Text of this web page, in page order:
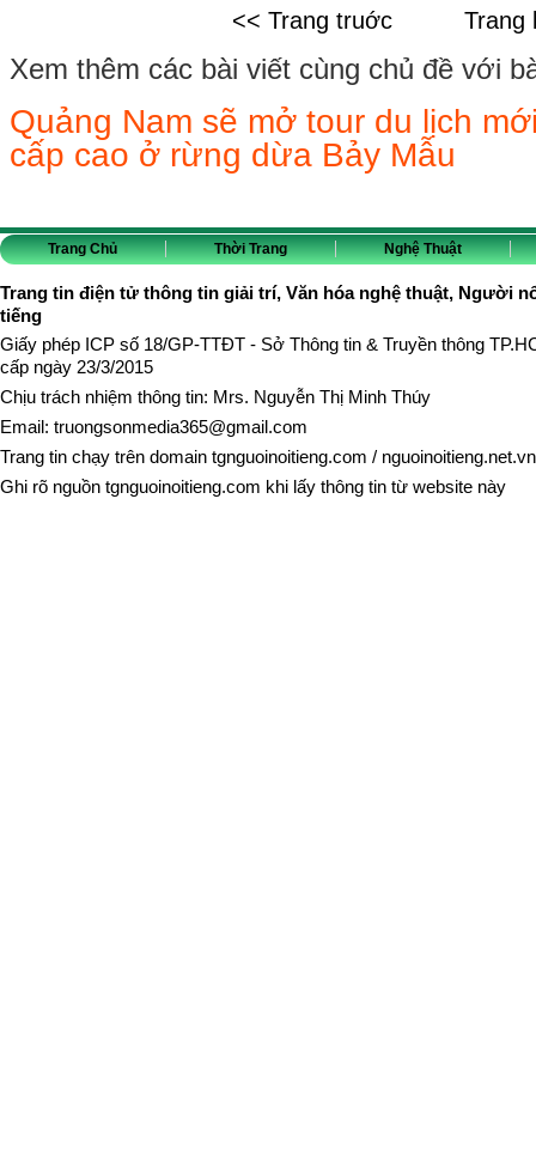
<< Trang truớc
Trang
Xem thêm các bài viết cùng chủ đề với
Quảng Nam sẽ mở tour du lịch
cấp cao ở rừng dừa Bảy Mẫu
Trang Chủ Thời Trang Nghệ Thuật
Trang tin điện tử thông tin giải trí, Văn hóa nghệ thuật, Người
tiếng
Giấy phép ICP số 18/GP-TTĐT - Sở Thông tin & Truyền thông
cấp ngày 23/3/2015
Chịu trách nhiệm thông tin: Mrs. Nguyễn Thị Minh Thúy
Email: truongsonmedia365@gmail.com
Trang tin chạy trên domain tgnguoinoitieng.com / nguoinoitieng.net.vn
Ghi rõ nguồn tgnguoinoitieng.com khi lấy thông tin từ website này